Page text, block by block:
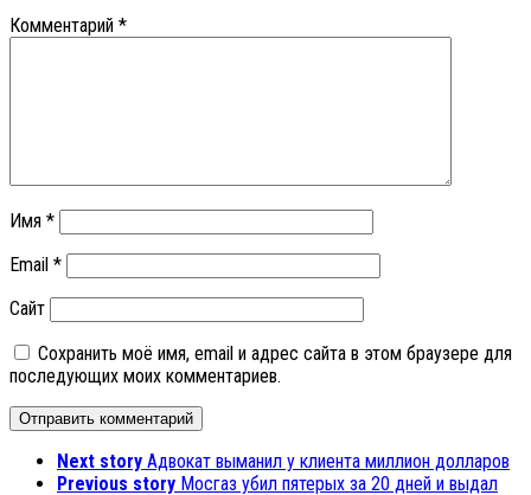
Комментарий *
Имя *
Email *
Сайт
Сохранить моё имя, email и адрес сайта в этом браузере для
последующих моих комментариев.
Next story Адвокат выманил у клиента миллион долларов
Previous story Мосгаз убил пятерых за 20 дней и выдал